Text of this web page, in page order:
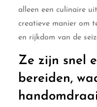
alleen een culinaire
creatieve manier om
en rijkdom van de
Ze zijn snel
bereiden,